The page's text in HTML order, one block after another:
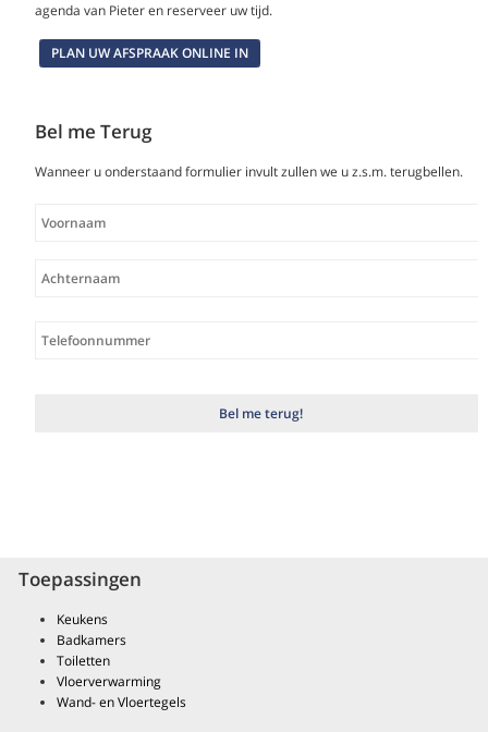
agenda van Pieter en reserveer uw tijd.
PLAN UW AFSPRAAK ONLINE IN
Bel me Terug
Wanneer u onderstaand formulier invult zullen we u z.s.m. terugbellen.
Toepassingen
Keukens
Badkamers
Toiletten
Vloerverwarming
Wand- en Vloertegels